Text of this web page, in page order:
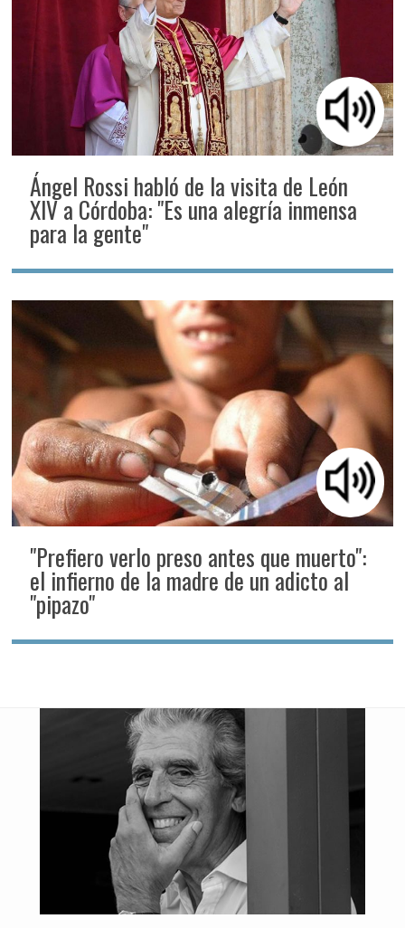
Ángel Rossi habló de la visita de León
XIV a Córdoba: "Es una alegría inmensa
para la gente"
"Prefiero verlo preso antes que muerto":
el infierno de la madre de un adicto al
"pipazo"